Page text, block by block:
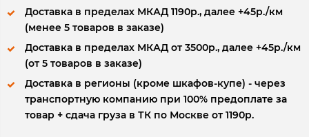
Доставка в пределах МКАД 1190р., далее +45р./км
(менее 5 товаров в заказе)
Доставка в пределах МКАД от 3500р., далее +45р./км
(от 5 товаров в заказе)
Доставка в регионы (кроме шкафов-купе) - через
транспортную компанию при 100% предоплате за
товар + сдача груза в ТК по Москве от 1190р.